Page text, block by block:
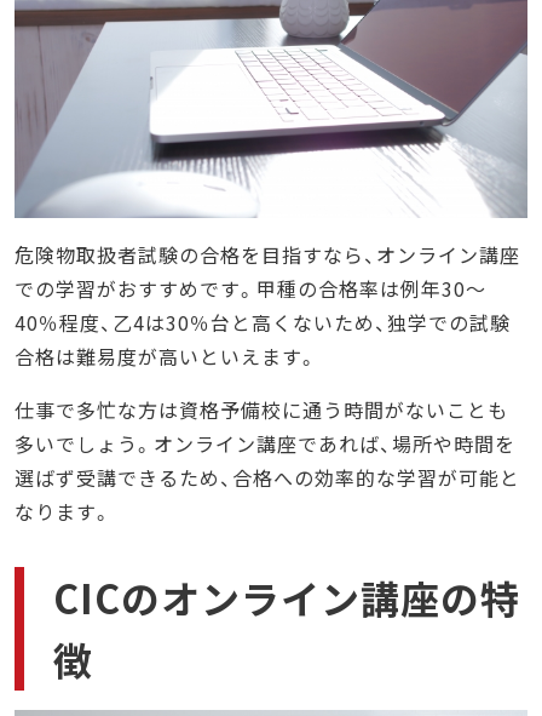
危険物取扱者試験の合格を目指すなら、オンライン講座
での学習がおすすめです。甲種の合格率は例年30〜
40％程度、乙4は30％台と高くないため、独学での試験
合格は難易度が高いといえます。
仕事で多忙な方は資格予備校に通う時間がないことも
多いでしょう。オンライン講座であれば、場所や時間を
選ばず受講できるため、合格への効率的な学習が可能と
なります。
CICのオンライン講座の特
徴